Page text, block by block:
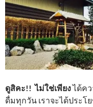
ดูสิคะ!! ไม่ใช่เพียงได้คว
ดื่มทุกวัน เราจะได้ประโ